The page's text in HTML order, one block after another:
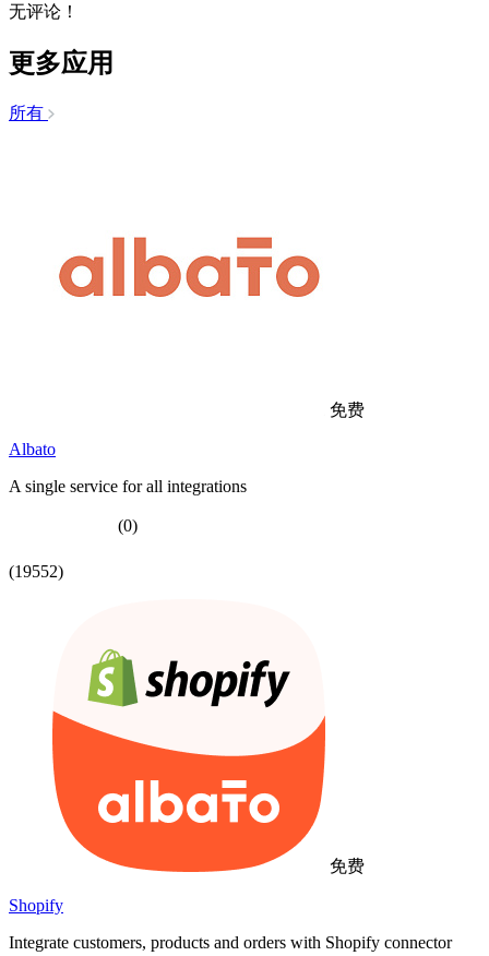
无评论！
更多应用
所有
免费
Albato
A single service for all integrations
(0)
(19552)
免费
Shopify
Integrate customers, products and orders with Shopify connector